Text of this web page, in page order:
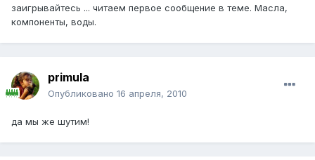
заигрывайтесь ... читаем первое сообщение в теме. Масла,
компоненты, воды.
primula
Опубликовано 16 апреля, 2010
да мы же шутим!